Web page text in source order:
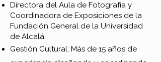
Directora del Aula de Fotografía y
Coordinadora de Exposiciones de la
Fundación General de la Universidad
de Alcalá.
Gestión Cultural: Más de 15 años de